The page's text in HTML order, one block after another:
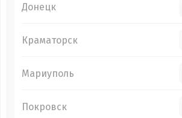
Донецк
Краматорск
Мариуполь
Покровск